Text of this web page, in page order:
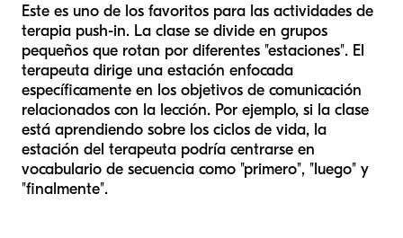
Este es uno de los favoritos para las actividades de
terapia push-in. La clase se divide en grupos
pequeños que rotan por diferentes "estaciones". El
terapeuta dirige una estación enfocada
específicamente en los objetivos de comunicación
relacionados con la lección. Por ejemplo, si la clase
está aprendiendo sobre los ciclos de vida, la
estación del terapeuta podría centrarse en
vocabulario de secuencia como "primero", "luego" y
"finalmente".